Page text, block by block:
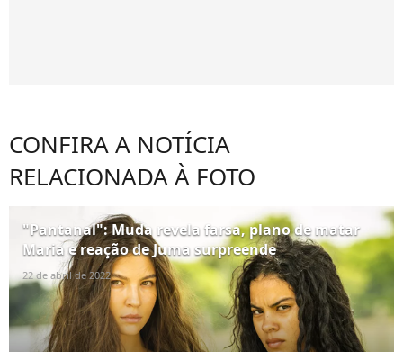
CONFIRA A NOTÍCIA
RELACIONADA À FOTO
"Pantanal": Muda revela farsa, plano de matar
Maria e reação de Juma surpreende
22 de abril de 2022